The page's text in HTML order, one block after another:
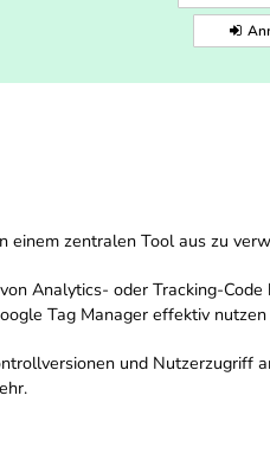
einem zentralen Tool aus zu
Analytics- oder Tracking-Code
Tag Manager effektiv
und Nutzerzugriff